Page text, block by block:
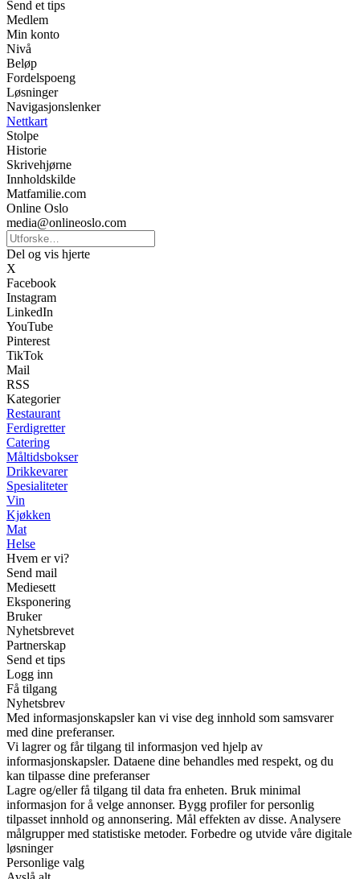
Send et tips
Medlem
Min konto
Nivå
Beløp
Fordelspoeng
Løsninger
Navigasjonslenker
Nettkart
Stolpe
Historie
Skrivehjørne
Innholdskilde
Matfamilie.com
Online Oslo
media@onlineoslo.com
Del og vis hjerte
X
Facebook
Instagram
LinkedIn
YouTube
Pinterest
TikTok
Mail
RSS
Kategorier
Restaurant
Ferdigretter
Catering
Måltidsbokser
Drikkevarer
Spesialiteter
Vin
Kjøkken
Mat
Helse
Hvem er vi?
Send mail
Mediesett
Eksponering
Bruker
Nyhetsbrevet
Partnerskap
Send et tips
Logg inn
Få tilgang
Nyhetsbrev
Med informasjonskapsler kan vi vise deg innhold som samsvarer
med dine preferanser.
Vi lagrer og får tilgang til informasjon ved hjelp av
informasjonskapsler. Dataene dine behandles med respekt, og du
kan tilpasse dine preferanser
Lagre og/eller få tilgang til data fra enheten. Bruk minimal
informasjon for å velge annonser. Bygg profiler for personlig
tilpasset innhold og annonsering. Mål effekten av disse. Analysere
målgrupper med statistiske metoder. Forbedre og utvide våre digitale
løsninger
Personlige valg